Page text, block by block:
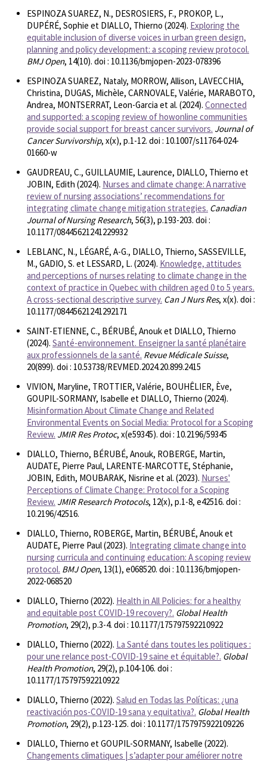
ESPINOZA SUAREZ, N., DESROSIERS, F., PROKOP, L.,
DUPÉRÉ, Sophie et DIALLO, Thierno (2024). Exploring the
equitable inclusion of diverse voices in urban green design,
planning and policy development: a scoping review protocol.
BMJ Open, 14(10). doi : 10.1136/bmjopen-2023-078396
ESPINOZA SUAREZ, Nataly, MORROW, Allison, LAVECCHIA,
Christina, DUGAS, Michèle, CARNOVALE, Valérie, MARABOTO,
Andrea, MONTSERRAT, Leon-Garcia et al. (2024). Connected
and supported: a scoping review of howonline communities
provide social support for breast cancer survivors. Journal of
Cancer Survivorship, x(x), p.1-12. doi : 10.1007/s11764-024-
01660-w
GAUDREAU, C., GUILLAUMIE, Laurence, DIALLO, Thierno et
JOBIN, Edith (2024). Nurses and climate change: A narrative
review of nursing associations’ recommendations for
integrating climate change mitigation strategies. Canadian
Journal of Nursing Research, 56(3), p.193-203. doi :
10.1177/08445621241229932
LEBLANC, N., LÉGARÉ, A-G., DIALLO, Thierno, SASSEVILLE,
M., GADIO, S. et LESSARD, L. (2024). Knowledge, attitudes
and perceptions of nurses relating to climate change in the
context of practice in Quebec with children aged 0 to 5 years.
A cross-sectional descriptive survey. Can J Nurs Res, x(x). doi :
10.1177/08445621241292171
SAINT-ETIENNE, C., BÉRUBÉ, Anouk et DIALLO, Thierno
(2024). Santé-environnement. Enseigner la santé planétaire
aux professionnels de la santé. Revue Médicale Suisse,
20(899). doi : 10.53738/REVMED.2024.20.899.2415
VIVION, Maryline, TROTTIER, Valérie, BOUHÊLIER, Ève,
GOUPIL-SORMANY, Isabelle et DIALLO, Thierno (2024).
Misinformation About Climate Change and Related
Environmental Events on Social Media: Protocol for a Scoping
Review. JMIR Res Protoc, x(e59345). doi : 10.2196/59345
DIALLO, Thierno, BÉRUBÉ, Anouk, ROBERGE, Martin,
AUDATE, Pierre Paul, LARENTE-MARCOTTE, Stéphanie,
JOBIN, Edith, MOUBARAK, Nisrine et al. (2023). Nurses'
Perceptions of Climate Change: Protocol for a Scoping
Review. JMIR Research Protocols, 12(x), p.1-8, e42516. doi :
10.2196/42516.
DIALLO, Thierno, ROBERGE, Martin, BÉRUBÉ, Anouk et
AUDATE, Pierre Paul (2023). Integrating climate change into
nursing curricula and continuing education: A scoping review
protocol. BMJ Open, 13(1), e068520. doi : 10.1136/bmjopen-
2022-068520
DIALLO, Thierno (2022). Health in All Policies: for a healthy
and equitable post COVID-19 recovery?. Global Health
Promotion, 29(2), p.3-4. doi : 10.1177/175797592210922
DIALLO, Thierno (2022). La Santé dans toutes les politiques :
pour une relance post-COVID-19 saine et équitable?. Global
Health Promotion, 29(2), p.104-106. doi :
10.1177/175797592210922
DIALLO, Thierno (2022). Salud en Todas las Políticas: ¿una
reactivación pos-COVID-19 sana y equitativa?. Global Health
Promotion, 29(2), p.123-125. doi : 10.1177/1757975922109226
DIALLO, Thierno et GOUPIL-SORMANY, Isabelle (2022).
Changements climatiques | s’adapter pour améliorer notre